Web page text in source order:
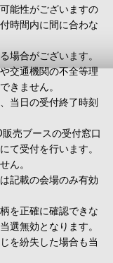
能性がございますの
時間内に間に合わな
場合がございます。
交通機関の不全等理
きません。
当日の受付終了時刻
売ブースの受付窓口
て受付を行います。
ん。
記載の会場のみ有効
を正確に確認できな
選無効となります。
を紛失した場合も当